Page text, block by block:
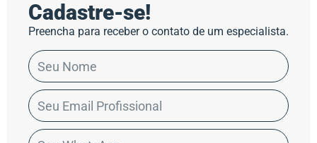
Cadastre-se!
Preencha para receber o contato de um especialista.